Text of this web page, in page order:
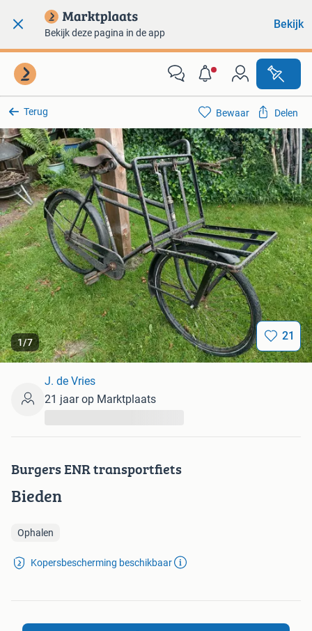
Bekijk deze pagina in de app
Bekijk
Terug
1/7 21
Bewaar Delen
Burgers ENR transportfiets
Bieden
Ophalen
Kopersbescherming beschikbaar
J. de Vries
21 jaar op Marktplaats